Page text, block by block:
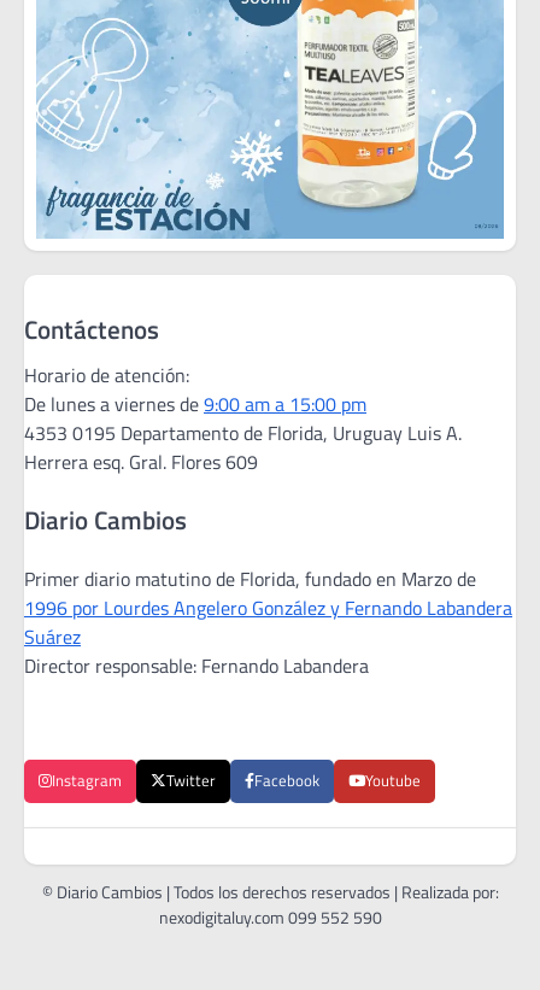
Contáctenos
Horario de atención:
De lunes a viernes de9:00 am a 15:00 pm
4353 0195 Departamento de Florida, Uruguay Luis A.
Herrera esq. Gral. Flores 609
Diario Cambios
Primer diario matutino de Florida, fundado en Marzo de
1996 por Lourdes Angelero González y Fernando Labandera
Suárez
Director responsable: Fernando Labandera
Instagram Twitter Facebook Youtube